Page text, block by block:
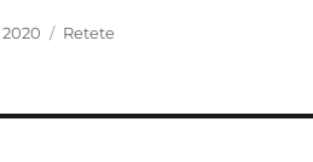
Categories
Retete